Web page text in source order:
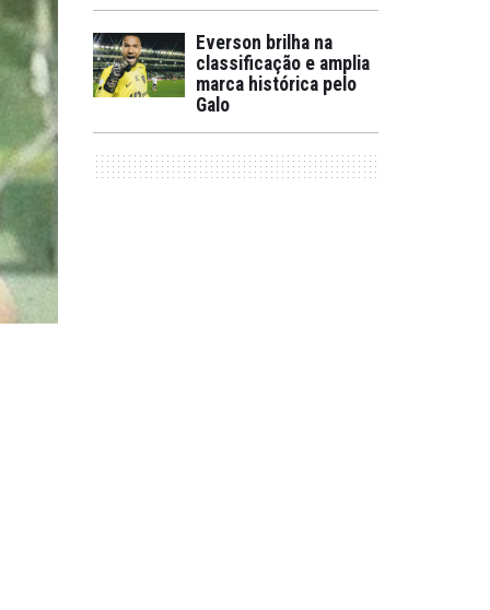
Everson brilha na
classificação e amplia
marca histórica pelo
Galo